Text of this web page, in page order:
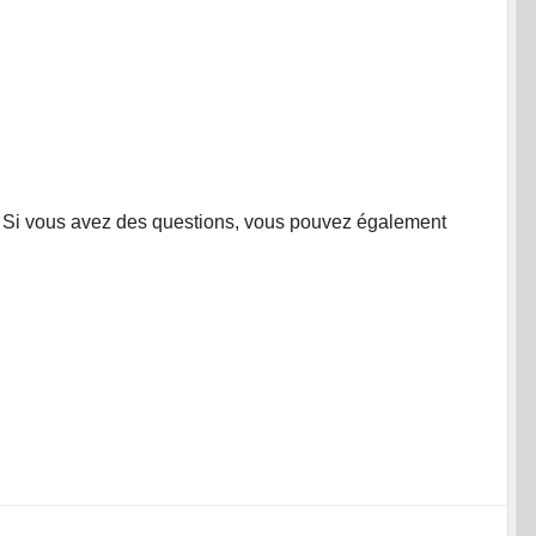
vous avez des questions, vous pouvez également